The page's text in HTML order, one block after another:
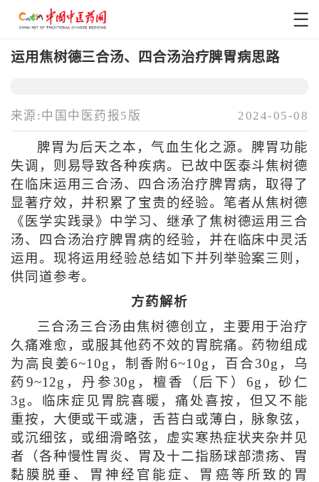
运用焦树德三合汤、四合汤治疗脾胃病思路
来源:中国中医药报5版 2024-05-08
脾胃为后天之本，气血生化之源。脾胃功能
失调，则易导致各种疾病。已故中医泰斗焦树德
在临床运用三合汤、四合汤治疗脾胃病，取得了
显著疗效，并积累了宝贵的经验。笔者从焦树德
《医学实践录》中学习、继承了焦树德运用三合
汤、四合汤治疗脾胃病的经验，并在临床中灵活
运用。现将运用经验总结如下并列举验案三则，
供同道参考。
方药解析
三合汤三合汤由焦树德创立，主要用于治疗
久痛难愈，或服其他药不效的胃脘痛。药物组成
为高良姜6~10g，制香附6~10g，百合30g，乌
药9~12g，丹参30g，檀香（后下）6g，砂仁
3g。临床症见胃脘喜暖，痛处喜按，但又不能
重按，大便或干或溏，舌苔白或薄白，脉象弦，
或沉细弦，或细滑略弦，虚实寒热症状夹杂并见
者（各种慢性胃炎、胃及十二指肠球部溃疡、胃
黏膜脱垂、胃神经官能症、胃癌等所致的胃